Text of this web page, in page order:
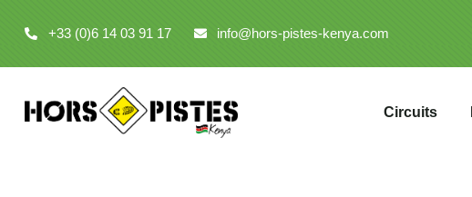
+33 (0)6 14 03 91 17 info@hors-pistes-kenya.com
Circuits